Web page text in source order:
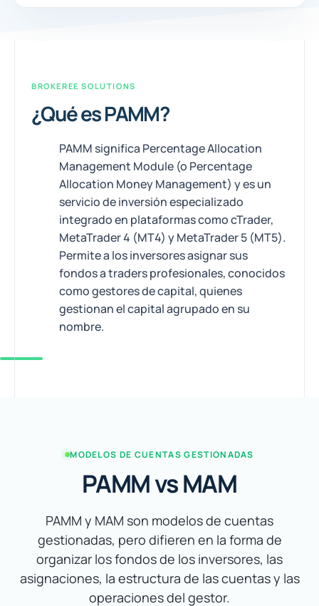
BROKEREE SOLUTIONS
¿Qué es PAMM?
PAMM significa Percentage Allocation
Management Module (o Percentage
Allocation Money Management) y es un
servicio de inversión especializado
integrado en plataformas como cTrader,
MetaTrader 4 (MT4) y MetaTrader 5 (MT5).
Permite a los inversores asignar sus
fondos a traders profesionales, conocidos
como gestores de capital, quienes
gestionan el capital agrupado en su
nombre.
MODELOS DE CUENTAS GESTIONADAS
PAMM vs MAM
PAMM y MAM son modelos de cuentas
gestionadas, pero difieren en la forma de
organizar los fondos de los inversores, las
asignaciones, la estructura de las cuentas y las
operaciones del gestor.